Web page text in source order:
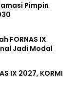
Pimpin
FORNAS IX
Jadi Modal
IX 2027, KORMI